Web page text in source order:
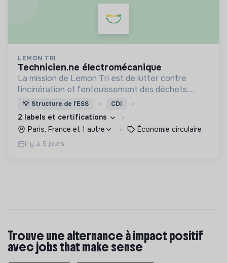
LEMON TRI
technicien.ne électromécanique
La mission de Lemon Tri est de lutter contre
l'incinération et l'enfouissement des déchets.
Adoptez les bons zestes à nos côtés !
💡 Structure de l’ESS CDI
2 labels et certifications
Paris, France et 1 autre
Économie circulaire
Il y a 5 jours
Trouve une alternance à impact positif
avec jobs that make sense